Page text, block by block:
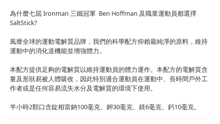
為什麼七屆 Ironman 三鐵冠軍  Ben Hoffman 及職業運動員都選擇
SaltStick?
風靡全球的運動電解質品牌，我們的科學配方仰賴最純淨的原料，維持
運動中的消化道機能並增強體力。
本配方提供足夠的電解質以維持運動員的體力運作。本配方的電解質含
量及形狀易被人體吸收，因此特別適合運動員在運動中、長時間戶外工
作者或是任何容易流失水分及電解質的環境下使用。
半小時2顆口含錠相當鈉100毫克、鉀30毫克、鎂6毫克、鈣10毫克。